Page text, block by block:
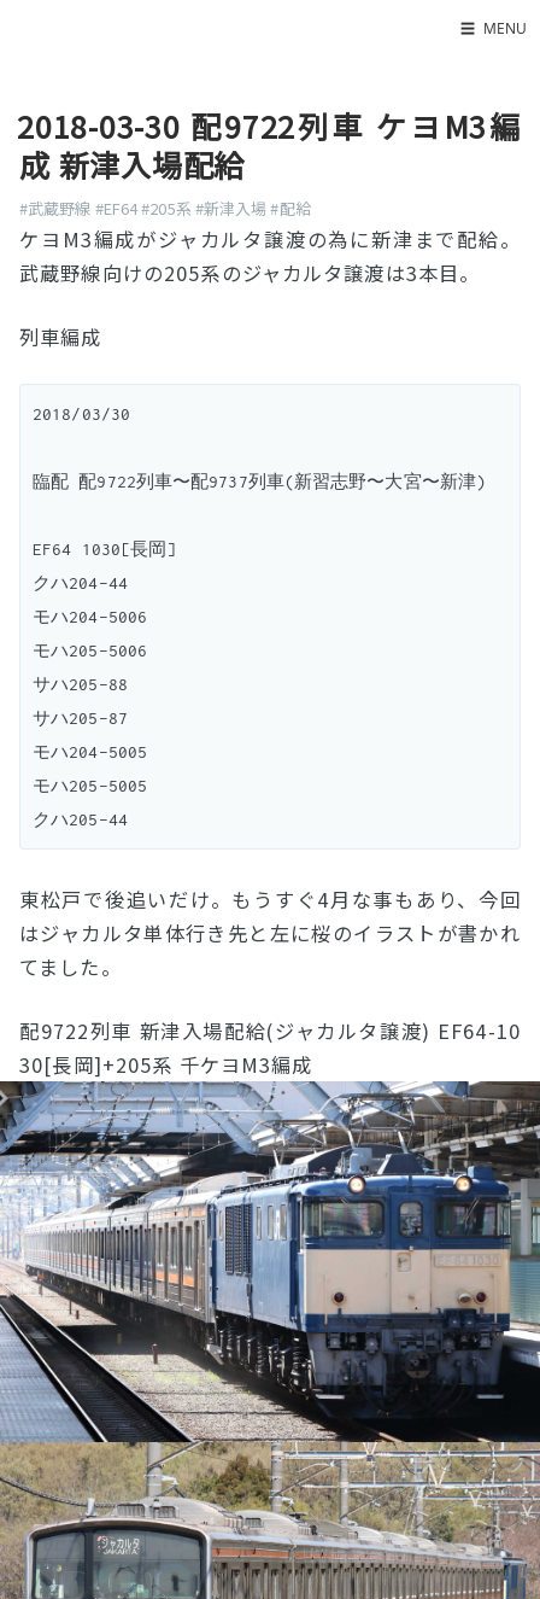
About
☰ MENU
2018-03-30 配9722列車 ケヨM3編
成 新津入場配給
#武蔵野線 #EF64#205系 #新津入場 #配給
ケヨM3編成がジャカルタ譲渡の為に新津まで配給。
武蔵野線向けの205系のジャカルタ譲渡は3本目。
列車編成
2018/03/30
臨配 配9722列車〜配9737列車(新習志野〜大宮〜新津)
EF64 1030[長岡]
クハ204-44
モハ204-5006
モハ205-5006
サハ205-88
サハ205-87
モハ204-5005
モハ205-5005
クハ205-44
東松戸で後追いだけ。もうすぐ4月な事もあり、今回
はジャカルタ単体行き先と左に桜のイラストが書かれ
てました。
配9722列車 新津入場配給(ジャカルタ譲渡) EF64-10
30[長岡]+205系 千ケヨM3編成